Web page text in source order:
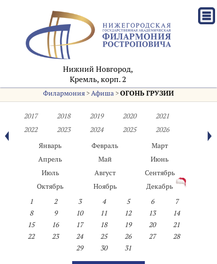
Нижний Новгород,
Кремль, корп. 2
Филармония>Афиша>ОГОНЬ ГРУЗИИ
2017 2018 2019 2020
2021
2022
2023 2024 2025
2026
Январь
Февраль
Март
Апрель
Май
Июнь
Июль
Август
Сентябрь
Октябрь
Ноябрь
Декабрь
1
2 3 4 5 6
7
8
9 10 11 12 13
14
15
16 17 18 19 20
21
22
23 24 25 26 27
28
29
30 31